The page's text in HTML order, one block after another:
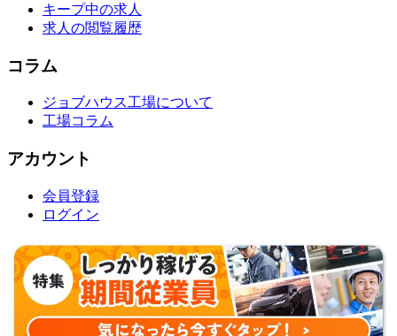
キープ中の求人
求人の閲覧履歴
コラム
ジョブハウス工場について
工場コラム
アカウント
会員登録
ログイン